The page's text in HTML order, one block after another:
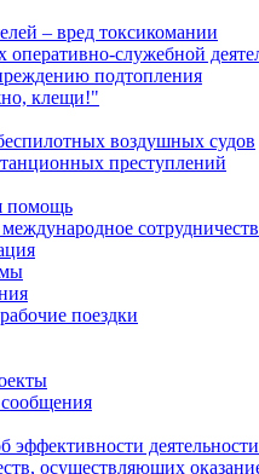
– вред токсикомании
оперативно-служебной
подтопления
клещи!"
воздушных судов
преступлений
помощь
поездки
эффективности
осуществляющих